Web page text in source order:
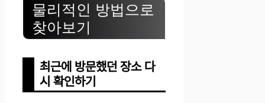
물리적인 방법으로
찾아보기
최근에 방문했던 장소 다
시 확인하기